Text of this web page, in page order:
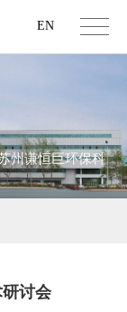
EN
州谦恒巨环保科
讨会